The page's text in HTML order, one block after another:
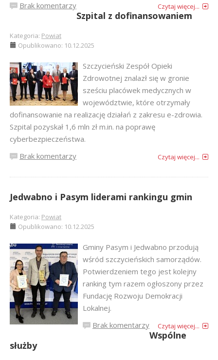
Brak komentarzy
Czytaj więcej...
Szpital z dofinansowaniem
Kategoria: Powiat
Opublikowano: 10.12.2025
Szczycieński Zespół Opieki
Zdrowotnej znalazł się w gronie
sześciu placówek medycznych w
województwie, które otrzymały
dofinansowanie na realizację działań z zakresu e-zdrowia.
Szpital pozyskał 1,6 mln zł m.in. na poprawę
cyberbezpieczeństwa.
Brak komentarzy
Czytaj więcej...
Jedwabno i Pasym liderami rankingu gmin
Kategoria: Powiat
Opublikowano: 10.12.2025
Gminy Pasym i Jedwabno przodują
wśród szczycieńskich samorządów.
Potwierdzeniem tego jest kolejny
ranking tym razem ogłoszony przez
Fundację Rozwoju Demokracji
Lokalnej.
Brak komentarzy
Czytaj więcej...
Wspólne
służby